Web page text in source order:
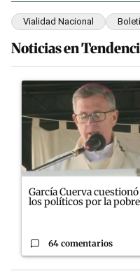
Vialidad Nacional
Noticias en
Este listado muestra los
Un artículo de tendencia
García Cuerva cuestionó
los políticos por la
64 comentarios